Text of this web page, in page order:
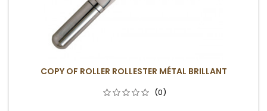
COPY OF ROLLER ROLLESTER MÉTAL BRILLANT
(0)